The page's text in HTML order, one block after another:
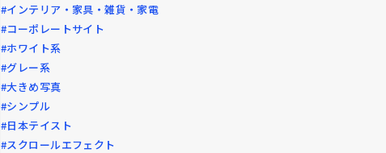
#インテリア・家具・雑貨・家電
#コーポレートサイト
#ホワイト系
#グレー系
#大きめ写真
#シンプル
#日本テイスト
#スクロールエフェクト